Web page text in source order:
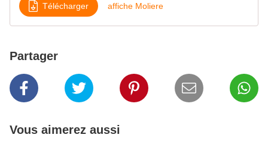
Télécharger affiche Moliere
Partager
Vous aimerez aussi